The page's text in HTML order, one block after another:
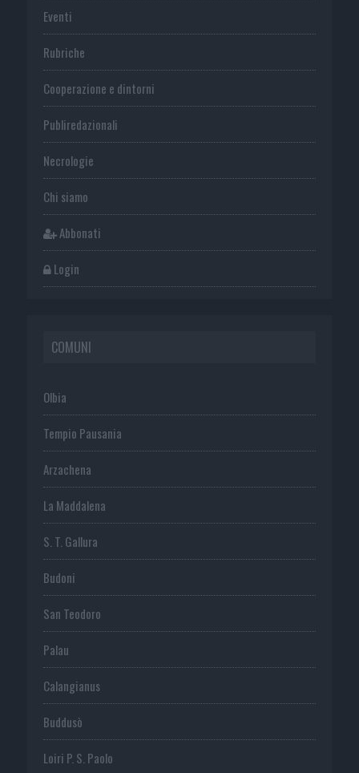
Eventi
Rubriche
Cooperazione e dintorni
Publiredazionali
Necrologie
Chi siamo
Abbonati
Login
COMUNI
Olbia
Tempio Pausania
Arzachena
La Maddalena
S. T. Gallura
Budoni
San Teodoro
Palau
Calangianus
Buddusò
Loiri P. S. Paolo